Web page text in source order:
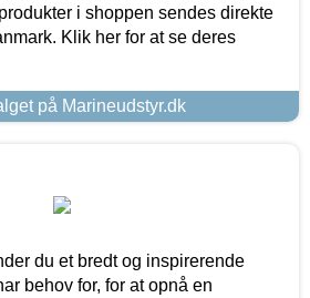
i shoppen sendes direkte
Klik her for at se deres
på Marineudstyr.dk
du et bredt og inspirerende
behov for, for at opnå en